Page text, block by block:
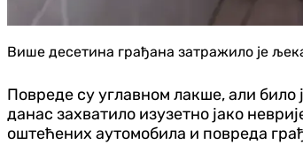
Више десетина грађана затражило је
Повреде су углавном лакше, али било
данас захватило изузетно јако
оштећених аутомобила и повреда